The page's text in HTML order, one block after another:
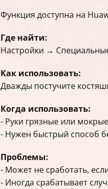
Функция доступна на
Где найти:
Настройки →
Как использовать:
Дважды постучите
Когда использовать:
- Руки грязные или мокрые
- Нужен быстрый способ
Проблемы:
- Может не сработать,
- Иногда срабатывает